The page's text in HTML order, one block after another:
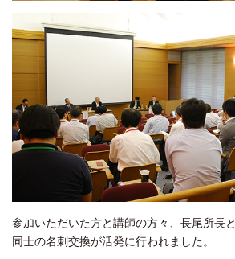
参加いただいた方と講師の方々、長尾所長
同士の名刺交換が活発に行われました。